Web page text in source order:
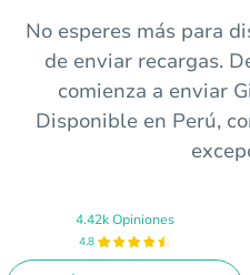
No esperes más para
de enviar recargas.
comienza a enviar
Disponible en Perú,
4.42k Opiniones
4.8